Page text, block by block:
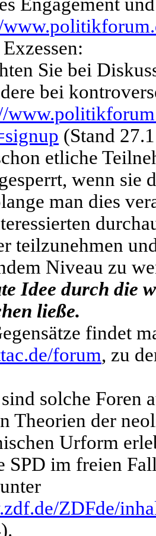
Sie bei
bei
(Stand
etliche
wenn sie
man dies
teilzunehmen
Niveau zu
Idee durch die
ließe.
findet
forum, zu
solche Foren
Theorien der
Urform
SPD im freien
ZDFde/